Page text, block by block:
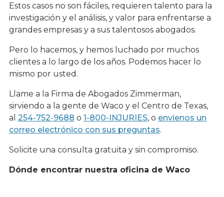
Estos casos no son fáciles, requieren talento para la
investigación y el análisis, y valor para enfrentarse a
grandes empresas y a sus talentosos abogados.
Pero lo hacemos, y hemos luchado por muchos
clientes a lo largo de los años. Podemos hacer lo
mismo por usted.
Llame a la Firma de Abogados Zimmerman,
sirviendo a la gente de Waco y el Centro de Texas,
al 254-752-9688 o 1-800-INJURIES, o envíenos un
correo electrónico con sus preguntas.
Solicite una consulta gratuita y sin compromiso.
Dónde encontrar nuestra oficina de Waco